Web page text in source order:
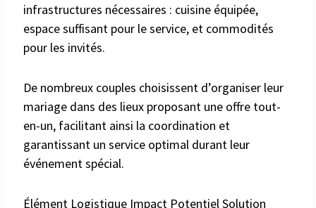
infrastructures nécessaires : cuisine équipée,
espace suffisant pour le service, et commodités
pour les invités.
De nombreux couples choisissent d’organiser leur
mariage dans des lieux proposant une offre tout-
en-un, facilitant ainsi la coordination et
garantissant un service optimal durant leur
événement spécial.
Élément Logistique Impact Potentiel Solution